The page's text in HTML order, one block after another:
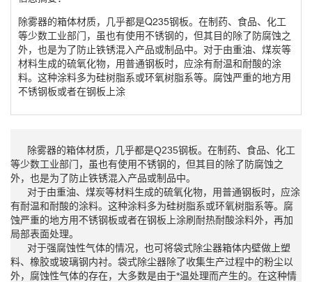
除雾器的箱体材质，几乎都是Q235钢板。在制药、食品、化工
等少数工业部门，虽也有使用不锈钢的，但其目的除了防腐蚀之
外，也是为了防止铁锈混入产品或制品中。对于由重油、煤炭等
材料生成的硫氧化物，用普通钢板时，应涂有耐温和耐酸的涂
料。这种涂料多为硅树脂系或环氧树脂系等。腐蚀严重的地方用
不锈钢板或者在钢板上涂
除雾器的箱体材质，几乎都是Q235钢板。在制药、食品、化工
等少数工业部门，虽也有使用不锈钢的，但其目的除了防腐蚀之
外，也是为了防止铁锈混入产品或制品中。
对于由重油、煤炭等材料生成的硫氧化物，用普通钢板时，应涂
有耐温和耐酸的涂料。这种涂料多为硅树脂系或环氧树脂系等。腐
蚀严重的地方用不锈钢板或者在钢板上涂刷耐热耐酸涂料外，再加
局部表面处理。
对于强腐蚀性气体的情况，也可将袋式除尘器箱体内壁做上塑
料、橡胶或玻璃钢内衬。袋式除尘器除了收集生产过程中的粉尘以
外，腐蚀性气体的存在，大多数是由于*温处理而产生的。在这种情